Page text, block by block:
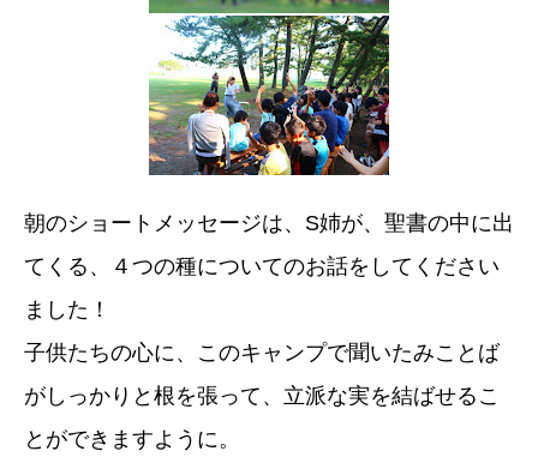
朝のショートメッセージは、S姉が、聖書の中に出
てくる、４つの種についてのお話をしてください
ました！
子供たちの心に、このキャンプで聞いたみことば
がしっかりと根を張って、立派な実を結ばせるこ
とができますように。